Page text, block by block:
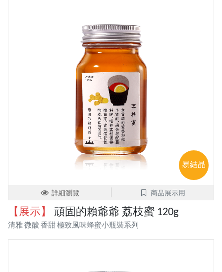
易結晶
詳細瀏覽 商品展示用
【展示】 頑固的賴爺爺 荔枝蜜 120g
清雅 微酸 香甜 極致風味蜂蜜小瓶裝系列